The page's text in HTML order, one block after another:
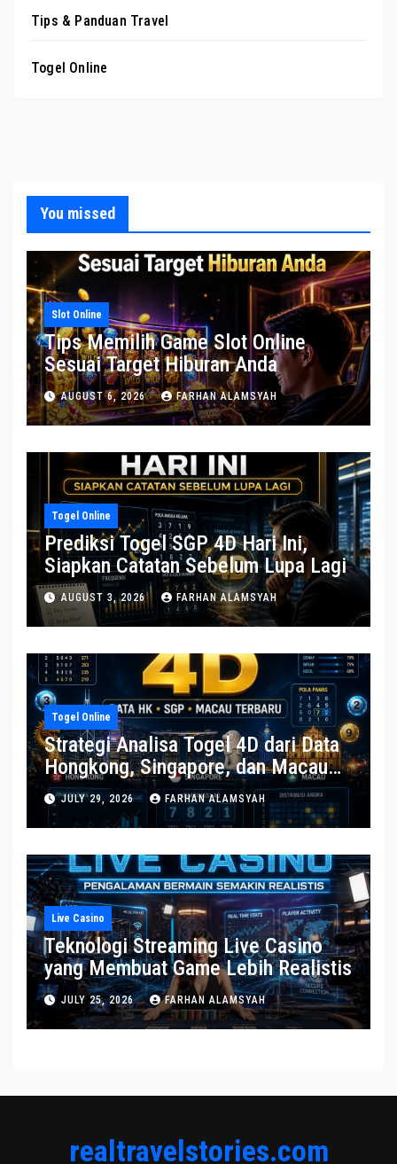
Tips & Panduan Travel
Togel Online
You missed
Slot Online
Tips Memilih Game Slot Online
Sesuai Target Hiburan Anda
AUGUST 6, 2026 FARHAN ALAMSYAH
Togel Online
Prediksi Togel SGP 4D Hari Ini,
Siapkan Catatan Sebelum Lupa Lagi
AUGUST 3, 2026 FARHAN ALAMSYAH
Togel Online
Strategi Analisa Togel 4D dari Data
Hongkong, Singapore, dan Macau
Terbaru
JULY 29, 2026 FARHAN ALAMSYAH
Live Casino
Teknologi Streaming Live Casino
yang Membuat Game Lebih Realistis
JULY 25, 2026 FARHAN ALAMSYAH
realtravelstories.com